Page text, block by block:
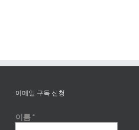
이메일 구독 신청
이름 *